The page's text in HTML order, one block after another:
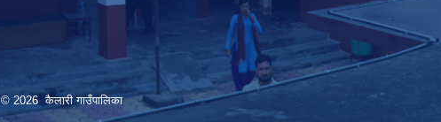
© 2026 कैलारी गाउँपालिका